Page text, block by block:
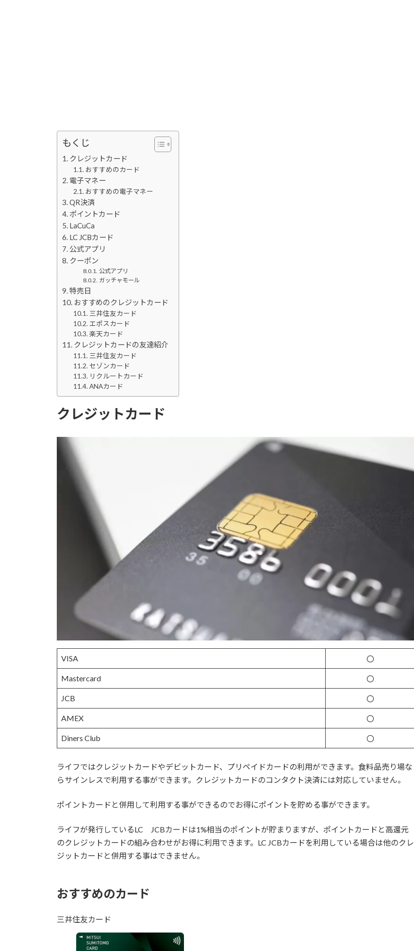
もくじ
クレジットカード
おすすめのカード
電子マネー
おすすめの電子マネー
QR決済
ポイントカード
LaCuCa
LC JCBカード
公式アプリ
クーポン
公式アプリ
ガッチャモール
特売日
おすすめのクレジットカード
三井住友カード
エポスカード
楽天カード
クレジットカードの友達紹介
三井住友カード
セゾンカード
リクルートカード
ANAカード
クレジットカード
VISA 〇
Mastercard 〇
JCB 〇
AMEX 〇
Diners Club 〇
ライフではクレジットカードやデビットカード、プリペイドカードの利用ができます。食料品売り場な
らサインレスで利用する事ができます。クレジットカードのコンタクト決済には対応していません。
ポイントカードと併用して利用する事ができるのでお得にポイントを貯める事ができます。
ライフが発行しているLC JCBカードは1%相当のポイントが貯まりますが、ポイントカードと高還元
のクレジットカードの組み合わせがお得に利用できます。LC JCBカードを利用している場合は他のクレ
ジットカードと併用する事はできません。
おすすめのカード
三井住友カード